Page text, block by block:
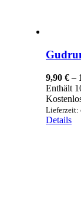
9,90 € –
Enthält
Lieferzeit:
Details